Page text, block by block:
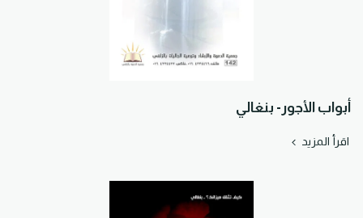
أبواب الأجور- بنغالي
اقرأ المزيد